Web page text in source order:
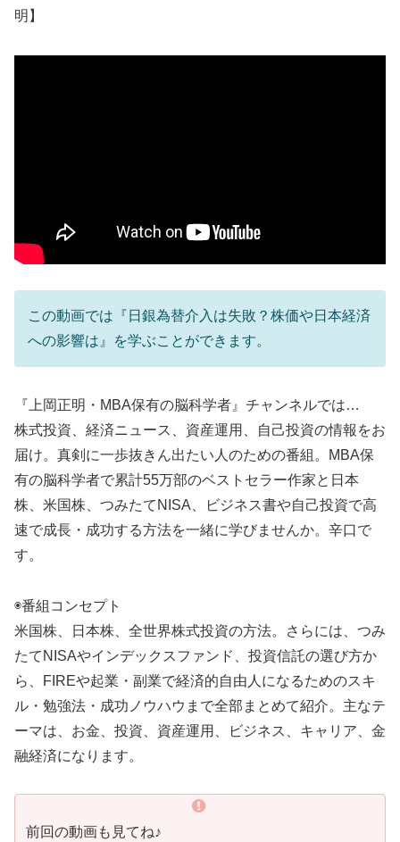
明】
この動画では『日銀為替介入は失敗？株価や日本経済
への影響は』を学ぶことができます。
『上岡正明・MBA保有の脳科学者』チャンネルでは…
株式投資、経済ニュース、資産運用、自己投資の情報をお
届け。真剣に一歩抜きん出たい人のための番組。MBA保
有の脳科学者で累計55万部のベストセラー作家と日本
株、米国株、つみたてNISA、ビジネス書や自己投資で高
速で成長・成功する方法を一緒に学びませんか。辛口で
す。
◉番組コンセプト
米国株、日本株、全世界株式投資の方法。さらには、つみ
たてNISAやインデックスファンド、投資信託の選び方か
ら、FIREや起業・副業で経済的自由人になるためのスキ
ル・勉強法・成功ノウハウまで全部まとめて紹介。主なテ
ーマは、お金、投資、資産運用、ビジネス、キャリア、金
融経済になります。
前回の動画も見てね♪